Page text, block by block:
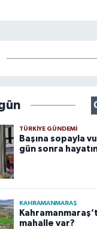
TÜRKIYE GÜNDEMI
Başına sopayla
gün sonra
KAHRAMANMARAŞ
mahalle var?